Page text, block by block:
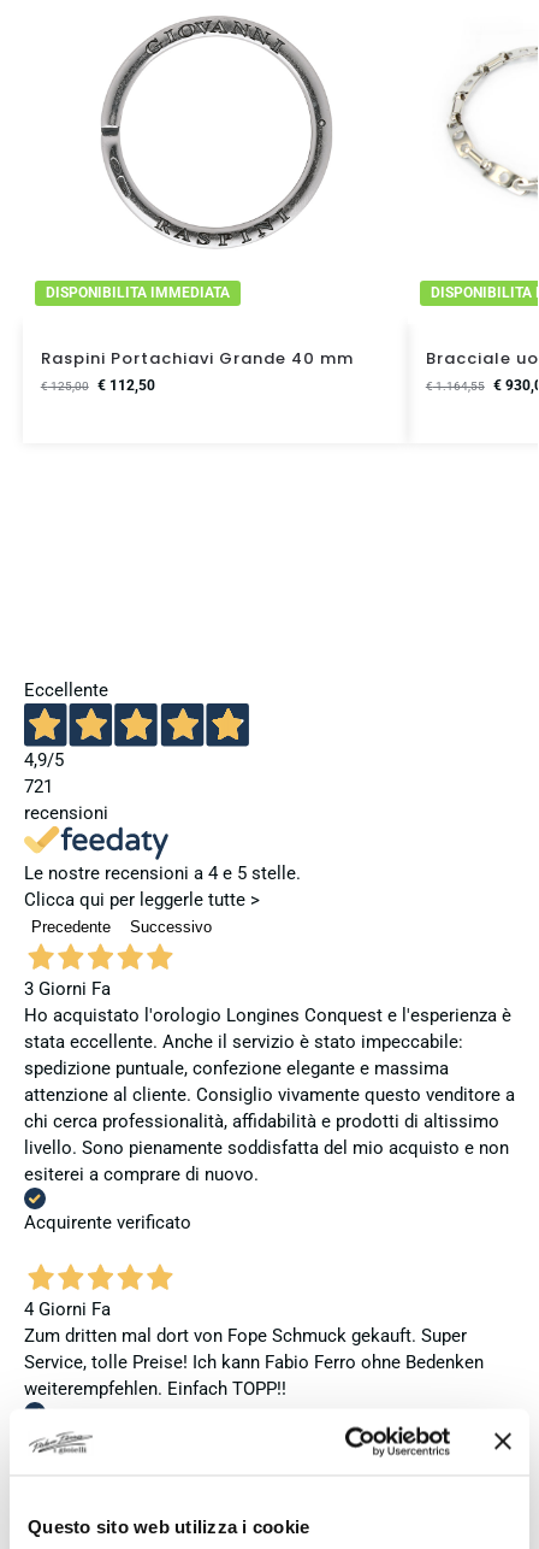
Questo sito web utilizza i cookie
DISPONIBILITA IMMEDIATA
Raspini Portachiavi Grande 40 mm
€125,00 €112,50
DISPONIBILITA
Bracciale
€1.164,55 €
Eccellente
4,9/5
721
recensioni
Le nostre recensioni a 4 e 5 stelle.
Clicca qui per leggerle tutte >
Precedente Successivo
3 Giorni Fa
Ho acquistato l'orologio Longines Conquest e l'esperienza è
stata eccellente. Anche il servizio è stato impeccabile:
spedizione puntuale, confezione elegante e massima
attenzione al cliente. Consiglio vivamente questo venditore a
chi cerca professionalità, affidabilità e prodotti di altissimo
livello. Sono pienamente soddisfatta del mio acquisto e non
esiterei a comprare di nuovo.
Acquirente verificato
4 Giorni Fa
Zum dritten mal dort von Fope Schmuck gekauft. Super
Service, tolle Preise! Ich kann Fabio Ferro ohne Bedenken
weiterempfehlen. Einfach TOPP!!
Acquirente verificato
4 Giorni Fa